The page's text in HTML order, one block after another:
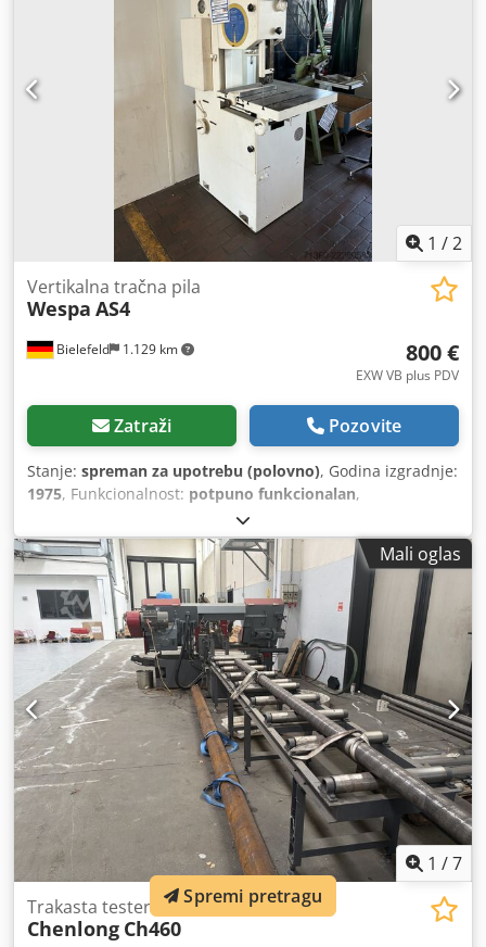
1 /2
Bielefeld 1.129 km
Vertikalna tračna pila
Wespa AS4
800 €
EXW VB plus PDV
Zatraži Pozovite
Stanje: spreman za upotrebu (polovno), Godina izgradnje:
1975, Funkcionalnost: potpuno funkcionalan,
Mali oglas
1 /7
Trakasta testera
Chenlong Ch460
Spremi pretragu